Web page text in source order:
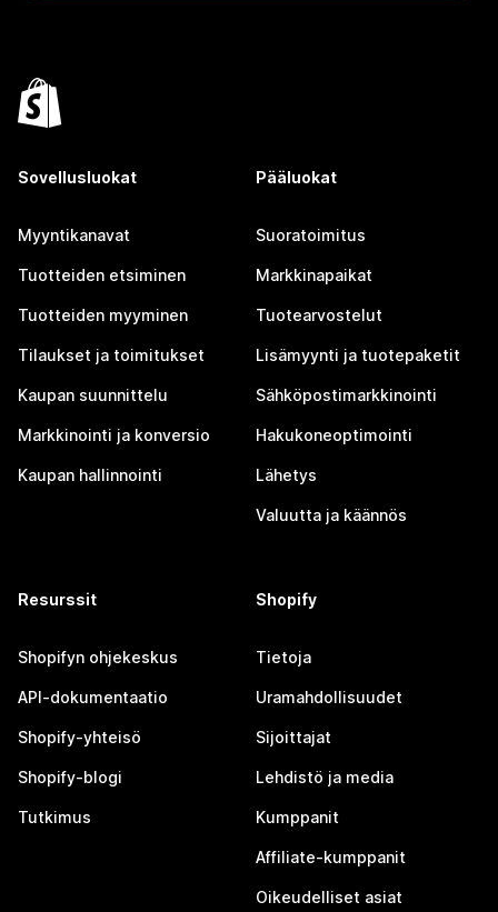
Sovellusluokat
Myyntikanavat
Tuotteiden etsiminen
Tuotteiden myyminen
Tilaukset ja toimitukset
Kaupan suunnittelu
Markkinointi ja konversio
Kaupan hallinnointi
Pääluokat
Suoratoimitus
Markkinapaikat
Tuotearvostelut
Lisämyynti ja tuotepaketit
Sähköpostimarkkinointi
Hakukoneoptimointi
Lähetys
Valuutta ja käännös
Resurssit
Shopifyn ohjekeskus
API-dokumentaatio
Shopify-yhteisö
Shopify-blogi
Tutkimus
Shopify
Tietoja
Uramahdollisuudet
Sijoittajat
Lehdistö ja media
Kumppanit
Affiliate-kumppanit
Oikeudelliset asiat